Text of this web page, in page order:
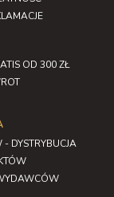
OD 300 ZŁ
- DYSTRYBUCJA